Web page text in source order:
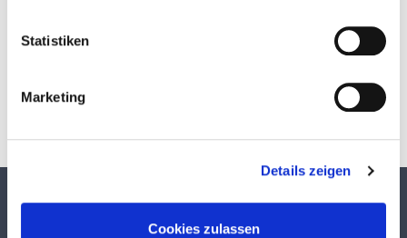
Statistiken
Marketing
Details zeigen
Cookies zulassen
TEKUMA KUNSTSTOFF GMBH